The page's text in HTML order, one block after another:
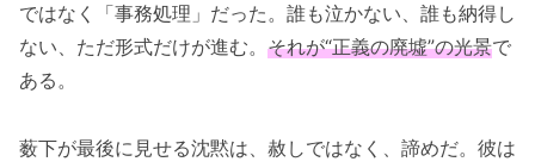
ではなく「事務処理」だった。誰も泣かない、誰も納得し
ない、ただ形式だけが進む。 それが“正義の廃墟”の光景で
ある。
薮下が最後に見せる沈黙は、赦しではなく、諦めだ。彼は